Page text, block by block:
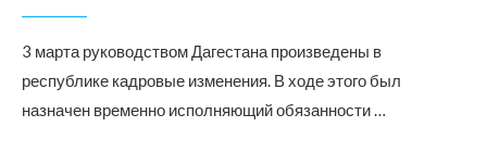
3 марта руководством Дагестана произведены в
республике кадровые изменения. В ходе этого был
назначен временно исполняющий обязанности …